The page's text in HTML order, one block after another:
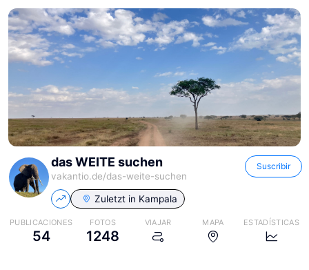
das WEITE suchen
vakantio.de/das-weite-suchen
Suscribir
Zuletzt in Kampala
PUBLICACIONES
54
FOTOS
1248
VIAJAR MAPA ESTADÍSTICAS